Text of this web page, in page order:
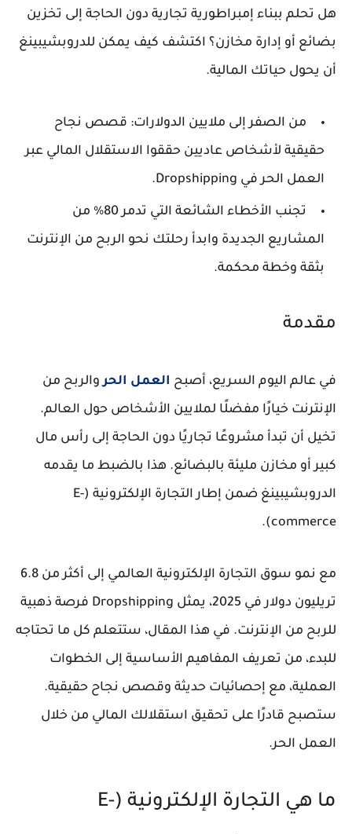
هل تحلم ببناء إمبراطورية تجارية دون الحاجة إلى تخزين
بضائع أو إدارة مخازن؟ اكتشف كيف يمكن للدروبشيبينغ
أن يحول حياتك المالية.
من الصفر إلى ملايين الدولارات: قصص نجاح
حقيقية لأشخاص عاديين حققوا الاستقلال المالي عبر
العمل الحر في Dropshipping.
تجنب الأخطاء الشائعة التي تدمر 80% من
المشاريع الجديدة وابدأ رحلتك نحو الربح من الإنترنت
بثقة وخطة محكمة.
مقدمة
في عالم اليوم السريع، أصبح العمل الحروالربح من
الإنترنت خيارًا مفضلًا لملايين الأشخاص حول العالم.
تخيل أن تبدأ مشروعًا تجاريًا دون الحاجة إلى رأس مال
كبير أو مخازن مليئة بالبضائع. هذا بالضبط ما يقدمه
الدروبشيبينغ ضمن إطار التجارة الإلكترونية (E-
commerce).
مع نمو سوق التجارة الإلكترونية العالمي إلى أكثر من 6.8
تريليون دولار في 2025، يمثل Dropshipping فرصة ذهبية
للربح من الإنترنت. في هذا المقال، ستتعلم كل ما تحتاجه
للبدء، من تعريف المفاهيم الأساسية إلى الخطوات
العملية، مع إحصائيات حديثة وقصص نجاح حقيقية.
ستصبح قادرًا على تحقيق استقلالك المالي من خلال
العمل الحر.
ما هي التجارة الإلكترونية (E-